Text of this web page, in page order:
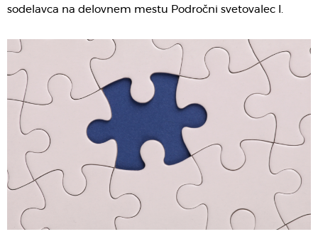
sodelavca na delovnem mestu Področni svetovalec I.